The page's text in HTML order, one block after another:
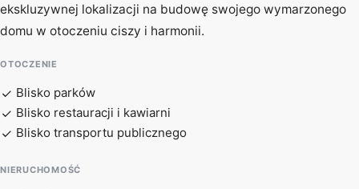
ekskluzywnej lokalizacji na budowę swojego wymarzonego
domu w otoczeniu ciszy i harmonii.
OTOCZENIE
Blisko parków
Blisko restauracji i kawiarni
Blisko transportu publicznego
NIERUCHOMOŚĆ